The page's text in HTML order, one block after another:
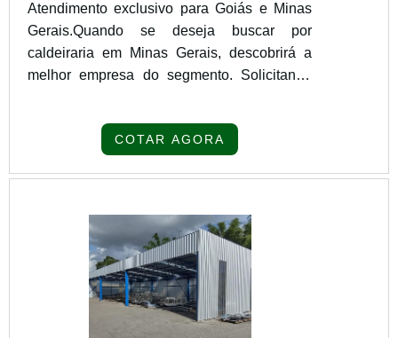
Atendimento exclusivo para Goiás e Minas
Gerais.Quando se deseja buscar por
caldeiraria em Minas Gerais, descobrirá a
melhor empresa do segmento. Solicitando
atuação.DIFERENCIAIS DE CALDEIRARIA
encontra o site da M M e Manutenção e
Montagem. É possível encontrar secadores
de grãos e montagem de tubulações em aço
carbono, oferecendo sempre a melhor opção
para o cliente final.Discorrendo ainda sobre
COTAR AGORA